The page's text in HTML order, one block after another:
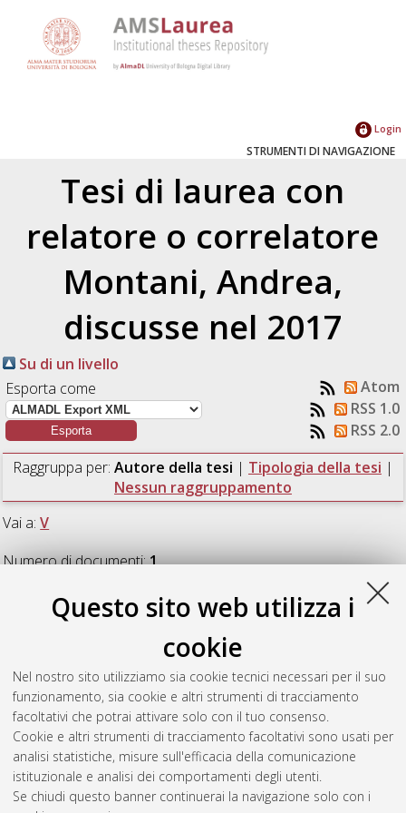
Questo sito web utilizza i
cookie
Nel nostro sito utilizziamo sia cookie tecnici necessari per il suo
funzionamento, sia cookie e altri strumenti di tracciamento
facoltativi che potrai attivare solo con il tuo consenso.
Cookie e altri strumenti di tracciamento facoltativi sono usati per
analisi statistiche, misure sull'efficacia della comunicazione
istituzionale e analisi dei comportamenti degli utenti.
Se chiudi questo banner continuerai la navigazione solo con i
Login
STRUMENTI DI NAVIGAZIONE
Tesi di laurea con
relatore o correlatore
Montani, Andrea,
discusse nel 2017
Su di un livello
Esporta come
Atom
RSS 1.0
RSS 2.0
Raggruppa per: Autore della tesi | Tipologia della tesi |
Nessun raggruppamento
Vai a:V
Numero di documenti:1.
parameterisation of moist convection in the COSMO model.
[Laurea magistrale], Università di Bologna, Corso di Studio in
Fisica del sistema terra [LM-DM270]
Questa lista e' stata generata ilThu Aug 6 06:27:45 2026
CEST